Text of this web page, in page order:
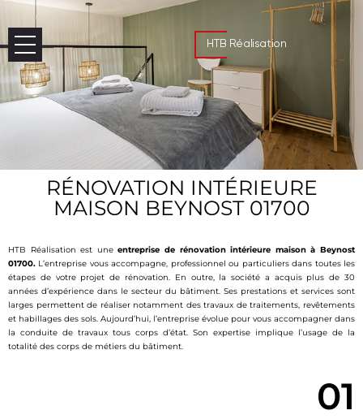
HTB Réalisation
RÉNOVATION INTÉRIEURE
MAISON BEYNOST 01700
HTB Réalisation est uneentreprise de rénovation intérieure maison à Beynost
01700. L’entreprise vous accompagne, professionnel ou particuliers dans toutes les
étapes de votre projet de rénovation. En outre, la société a acquis plus de 30
années d’expérience dans le secteur du bâtiment. Ses prestations et services sont
larges permettent de réaliser notamment des travaux de traitements, revêtements
et habillages des sols. Aujourd’hui, l’entreprise évolue pour vous accompagner dans
la conduite de travaux tous corps d’état. Son expertise implique l’usage de la
totalité des corps de métiers du bâtiment.
01